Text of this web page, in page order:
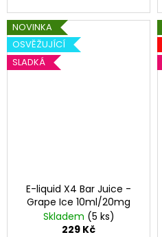
NOVINKA
OSVĚŽUJÍCÍ
SLADKÁ
E-liquid X4 Bar Juice -
Grape Ice 10ml/20mg
Skladem (5 ks)
229 Kč